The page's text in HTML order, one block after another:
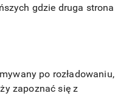
gdzie druga strona
po rozładowaniu,
zapoznać się z